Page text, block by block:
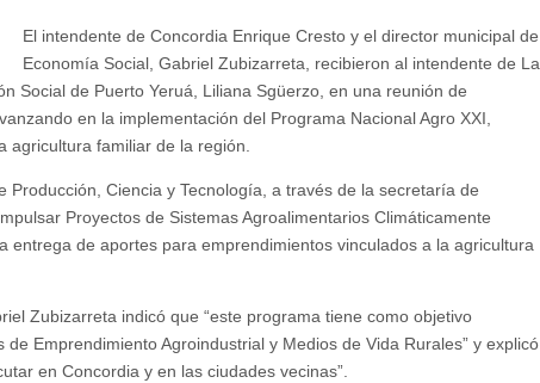
El intendente de Concordia Enrique Cresto y el director municipal de
Economía Social, Gabriel Zubizarreta, recibieron al intendente de La
Social de Puerto Yeruá, Liliana Sgüerzo, en una reunión de
en la implementación del Programa Nacional Agro XXI,
familiar de la región.
Ciencia y Tecnología, a través de la secretaría de
Proyectos de Sistemas Agroalimentarios Climáticamente
entrega de aportes para emprendimientos vinculados a la agricultura
Zubizarreta indicó que “este programa tiene como objetivo
Emprendimiento Agroindustrial y Medios de Vida Rurales” y explicó
en Concordia y en las ciudades vecinas”.